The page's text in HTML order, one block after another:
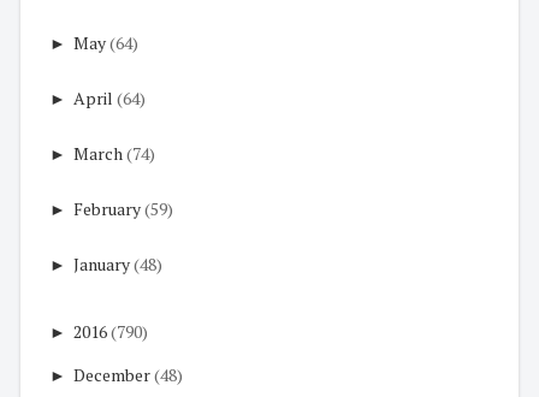
► May(64)
► April (64)
► March (74)
► February(59)
► January(48)
► 2016(790)
► December(48)